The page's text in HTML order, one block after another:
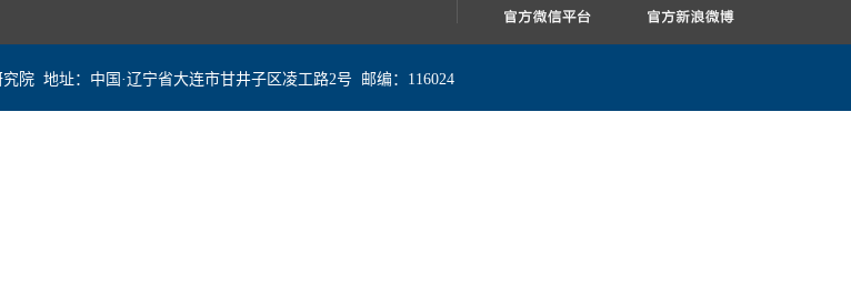
院 地址：中国·辽宁省大连市甘井子区凌工路2号 邮编：116024